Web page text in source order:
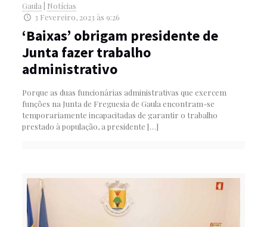
Gaula
Notícias
3 Fevereiro, 2023 às 9:26
‘Baixas’ obrigam presidente de
Junta fazer trabalho
administrativo
Porque as duas funcionárias administrativas que exercem
funções na Junta de Freguesia de Gaula encontram-se
temporariamente incapacitadas de garantir o trabalho
prestado à população, a presidente […]